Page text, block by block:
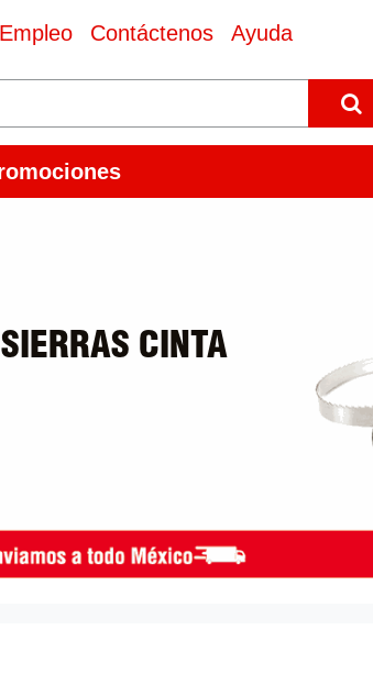
Empleo Contáctenos Ayuda
SIERRAS CINTA